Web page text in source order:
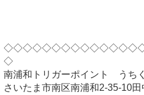
◇
南浦和トリガーポイント うち
さいたま市南区南浦和2-35-10